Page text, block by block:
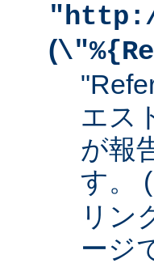
(
エス
が報
す。
リン
ージ